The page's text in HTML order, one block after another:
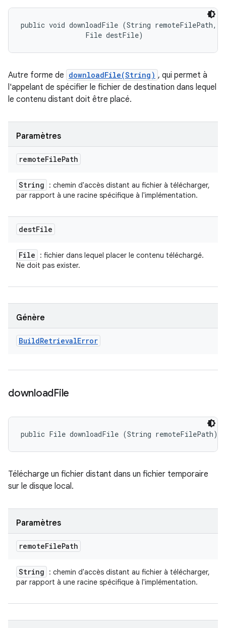
public void downloadFile (String remoteFilePath,
                File destFile)
Autre forme de downloadFile(String) , qui permet à
l'appelant de spécifier le fichier de destination dans lequel
le contenu distant doit être placé.
Paramètres
remoteFilePath
String
: chemin d'accès distant au fichier à télécharger,
par rapport à une racine spécifique à l'implémentation.
destFile
File
: fichier dans lequel placer le contenu téléchargé.
Ne doit pas exister.
Génère
BuildRetrievalError
downloadFile
public File downloadFile (String remoteFilePath)
Télécharge un fichier distant dans un fichier temporaire
sur le disque local.
Paramètres
remoteFilePath
String
: chemin d'accès distant au fichier à télécharger,
par rapport à une racine spécifique à l'implémentation.